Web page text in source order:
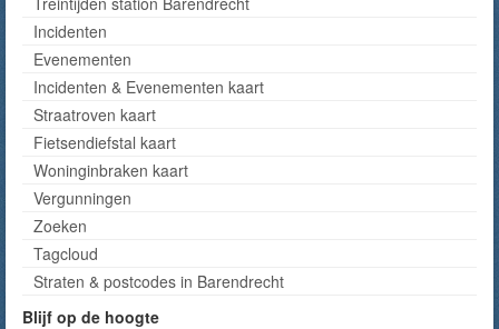
Incidenten
Evenementen
Incidenten & Evenementen kaart
Straatroven kaart
Fietsendiefstal kaart
Woninginbraken kaart
Vergunningen
Zoeken
Tagcloud
Straten & postcodes in Barendrecht
Blijf op de hoogte